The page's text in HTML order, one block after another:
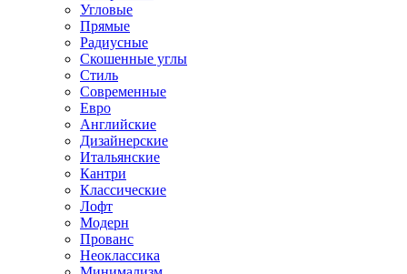
Угловые
Прямые
Радиусные
Скошенные углы
Стиль
Современные
Евро
Английские
Дизайнерские
Итальянские
Кантри
Классические
Лофт
Модерн
Прованс
Неоклассика